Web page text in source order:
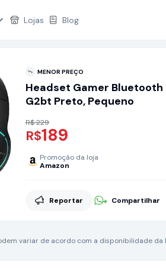
Lojas Blog
MENOR PREÇO
Headset Gamer Bluetooth
G2bt Preto, Pequeno
R$ 229
R$189
Promoção da loja
Amazon
Reportar Compartilhar
variar de acordo com a disponibilidade da